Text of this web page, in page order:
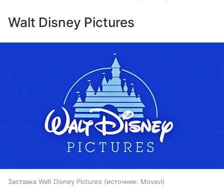
Walt Disney Pictures
Заставка Walt Disney Pictures источник: Movavi